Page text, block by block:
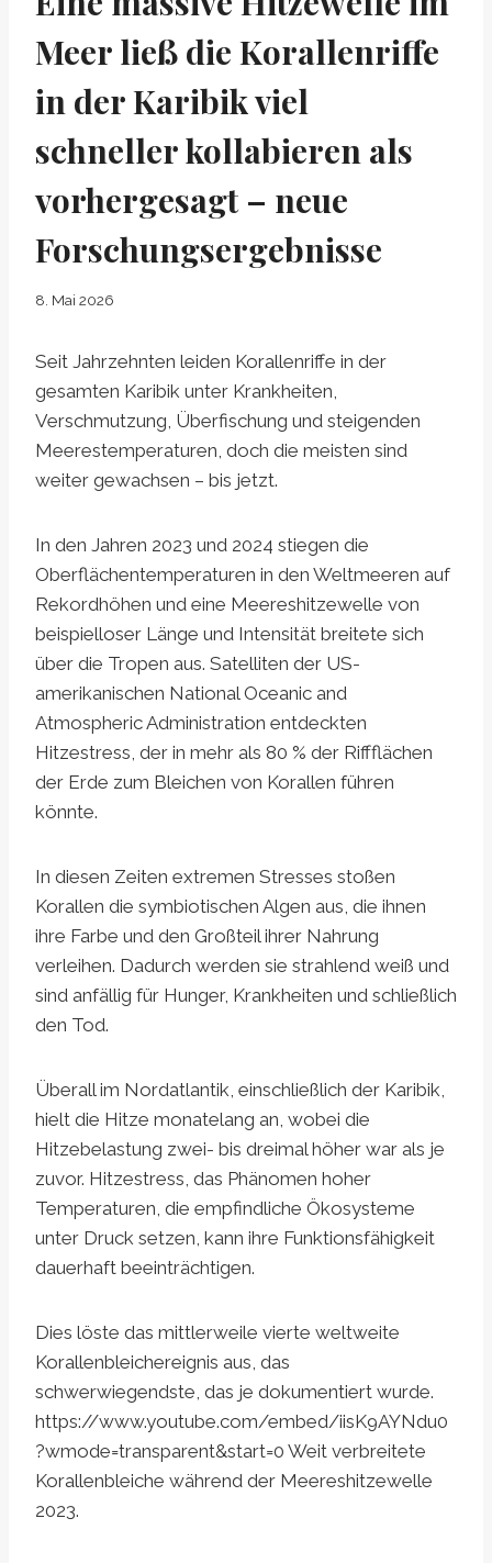
Meer ließ die Korallenriffe
in der Karibik viel
schneller kollabieren als
vorhergesagt – neue
Forschungsergebnisse
8. Mai 2026
Seit Jahrzehnten leiden Korallenriffe in der
gesamten Karibik unter Krankheiten,
Verschmutzung, Überfischung und steigenden
Meerestemperaturen, doch die meisten sind
weiter gewachsen – bis jetzt.
In den Jahren 2023 und 2024 stiegen die
Oberflächentemperaturen in den Weltmeeren auf
Rekordhöhen und eine Meereshitzewelle von
beispielloser Länge und Intensität breitete sich
über die Tropen aus. Satelliten der US-
amerikanischen National Oceanic and
Atmospheric Administration entdeckten
Hitzestress, der in mehr als 80 % der Riffflächen
der Erde zum Bleichen von Korallen führen
könnte.
In diesen Zeiten extremen Stresses stoßen
Korallen die symbiotischen Algen aus, die ihnen
ihre Farbe und den Großteil ihrer Nahrung
verleihen. Dadurch werden sie strahlend weiß und
sind anfällig für Hunger, Krankheiten und schließlich
den Tod.
Überall im Nordatlantik, einschließlich der Karibik,
hielt die Hitze monatelang an, wobei die
Hitzebelastung zwei- bis dreimal höher war als je
zuvor. Hitzestress, das Phänomen hoher
Temperaturen, die empfindliche Ökosysteme
unter Druck setzen, kann ihre Funktionsfähigkeit
dauerhaft beeinträchtigen.
Dies löste das mittlerweile vierte weltweite
Korallenbleichereignis aus, das
schwerwiegendste, das je dokumentiert wurde.
https://www.youtube.com/embed/iisK9AYNdu0
?wmode=transparent&start=0 Weit verbreitete
Korallenbleiche während der Meereshitzewelle
2023.